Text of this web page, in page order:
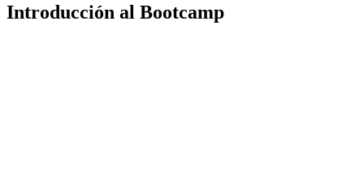
Introducción al Bootcamp